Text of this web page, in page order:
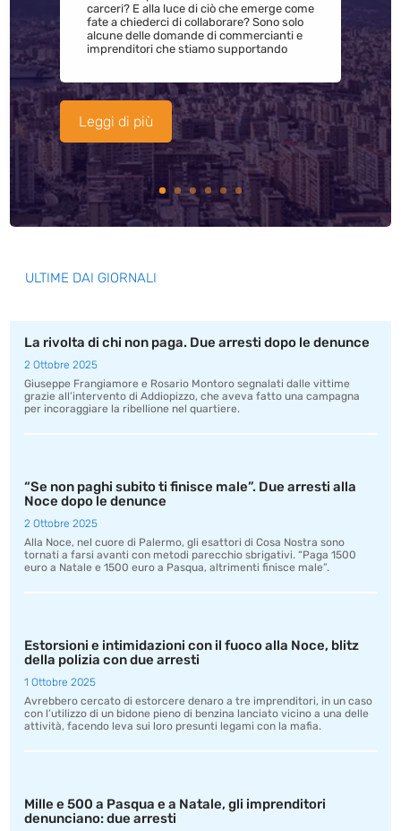
carceri? E alla luce di ciò che emerge come
fate a chiederci di collaborare? Sono solo
alcune delle domande di commercianti e
imprenditori che stiamo supportando
Leggi di più
ULTIME DAI GIORNALI
La rivolta di chi non paga. Due arresti dopo le denunce
2 Ottobre 2025
Giuseppe Frangiamore e Rosario Montoro segnalati dalle vittime
grazie all’intervento di Addiopizzo, che aveva fatto una campagna
per incoraggiare la ribellione nel quartiere.
“Se non paghi subito ti finisce male”. Due arresti alla
Noce dopo le denunce
2 Ottobre 2025
Alla Noce, nel cuore di Palermo, gli esattori di Cosa Nostra sono
tornati a farsi avanti con metodi parecchio sbrigativi. “Paga 1500
euro a Natale e 1500 euro a Pasqua, altrimenti finisce male”.
Estorsioni e intimidazioni con il fuoco alla Noce, blitz
della polizia con due arresti
1 Ottobre 2025
Avrebbero cercato di estorcere denaro a tre imprenditori, in un caso
con l’utilizzo di un bidone pieno di benzina lanciato vicino a una delle
attività, facendo leva sui loro presunti legami con la mafia.
Mille e 500 a Pasqua e a Natale, gli imprenditori
denunciano: due arresti